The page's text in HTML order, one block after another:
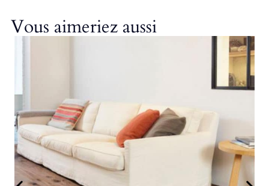
Vous aimeriez aussi
-18%